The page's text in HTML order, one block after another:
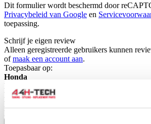
Dit formulier wordt beschermd door
Privacybeleid van Google en
toepassing.
Schrijf je eigen review
Alleen geregistreerde gebruikers kunnen
ofmaak een account aan.
Toepasbaar op:
Honda
Del Sol 1992-1995 1.6 ESI (EH6)
Del Sol 1992-1995 1.6 VTI (EG2)
Del Sol 1996-1998 1.6 ESI (EH6)
Del Sol 1996-1998 1.6 VTI (EG2)